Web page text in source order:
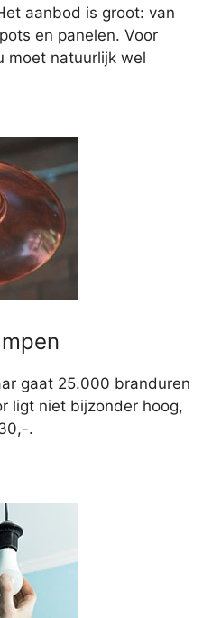
aanbod is groot: van
en panelen. Voor
moet natuurlijk wel
gaat 25.000 branduren
ligt niet bijzonder hoog,
.